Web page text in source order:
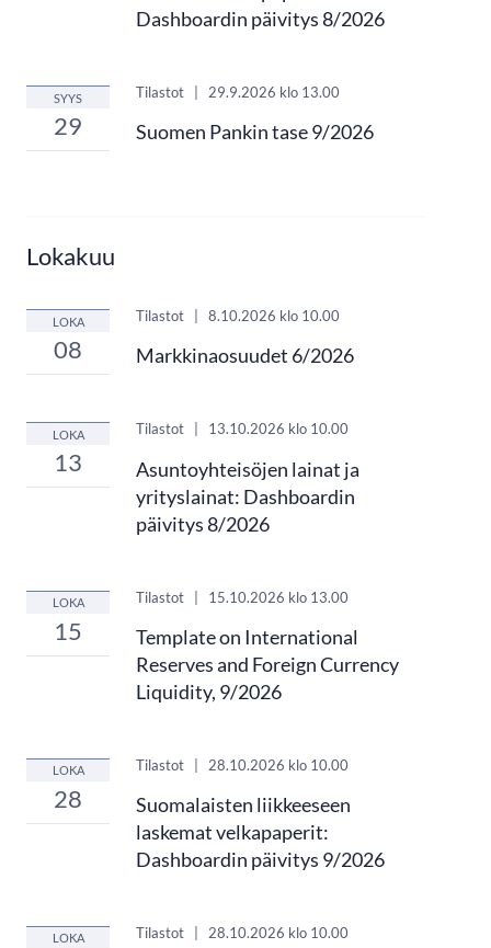
Dashboardin päivitys 8/2026
SYYS
29
Tilastot 29.9.2026 klo 13.00
Suomen Pankin tase 9/2026
Lokakuu
LOKA
08
Tilastot 8.10.2026 klo 10.00
Markkinaosuudet 6/2026
LOKA
13
Tilastot 13.10.2026 klo 10.00
Asuntoyhteisöjen lainat ja
yrityslainat: Dashboardin
päivitys 8/2026
LOKA
15
Tilastot | 15.10.2026 klo 13.00
Template on International
Reserves and Foreign Currency
Liquidity, 9/2026
LOKA
28
Tilastot 28.10.2026 klo 10.00
Suomalaisten liikkeeseen
laskemat velkapaperit:
Dashboardin päivitys 9/2026
LOKA Tilastot 28.10.2026 klo 10.00